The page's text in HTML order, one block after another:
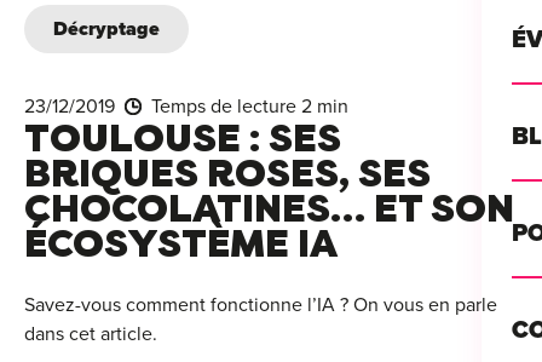
Décryptage
23/12/2019 Temps de lecture 2 min
TOULOUSE : SES
BRIQUES ROSES, SES
CHOCOLATINES… ET SON
ÉCOSYSTÈME IA
Savez-vous comment fonctionne l’IA ? On vous en parle
dans cet article.